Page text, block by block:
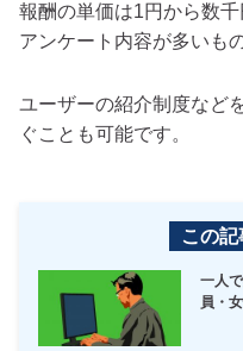
報酬の単価は1円から数
アンケート内容が多いも
ユーザーの紹介制度など
ぐことも可能です。
この
一人
員・